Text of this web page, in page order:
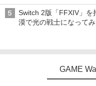
ライン販売開始
Switch 2版「FFXIV」を
漠で光の戦士になってみ
GAME